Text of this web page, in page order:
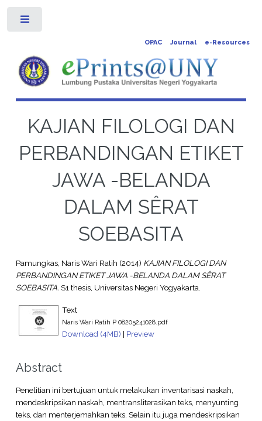
OPAC Journal e-Resources
KAJIAN FILOLOGI DAN
PERBANDINGAN ETIKET
JAWA -BELANDA
DALAM SȆRAT
SOEBASITA
Pamungkas, Naris Wari Ratih (2014) KAJIAN FILOLOGI DAN
PERBANDINGAN ETIKET JAWA -BELANDA DALAM SȆRAT
SOEBASITA. S1 thesis, Universitas Negeri Yogyakarta.
Text
Naris Wari Ratih P 08205241028.pdf
Download (4MB) | Preview
Abstract
Penelitian ini bertujuan untuk melakukan inventarisasi naskah,
mendeskripsikan naskah, mentransliterasikan teks, menyunting
teks, dan menterjemahkan teks. Selain itu juga mendeskripsikan